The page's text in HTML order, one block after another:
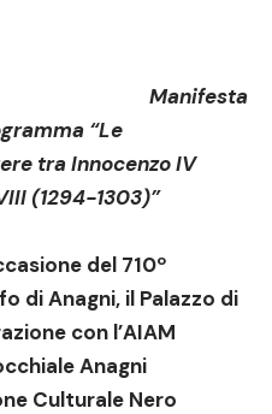
Manifesta
“Le
tra Innocenzo IV
(1294-1303)”
del 710º
di Anagni, il Palazzo di
con l’AIAM
Anagni
Culturale Nero